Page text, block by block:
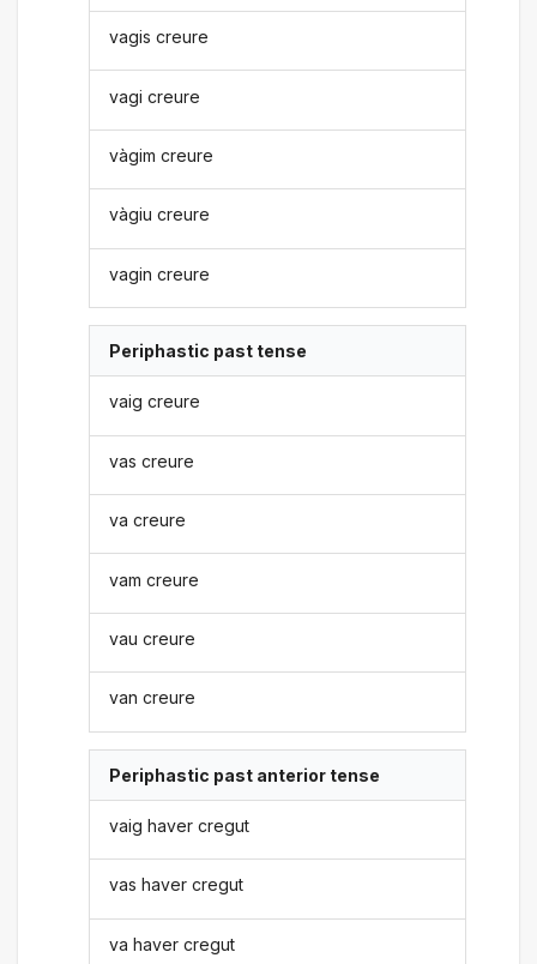
vagis creure
vagi creure
vàgim creure
vàgiu creure
vagin creure
Periphastic past tense
vaig creure
vas creure
va creure
vam creure
vau creure
van creure
Periphastic past anterior tense
vaig haver cregut
vas haver cregut
va haver cregut